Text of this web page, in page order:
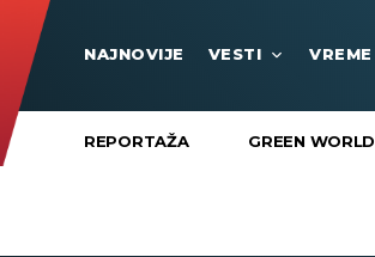
NAJNOVIJE VESTI VREME
REPORTAŽA GREEN WORLD